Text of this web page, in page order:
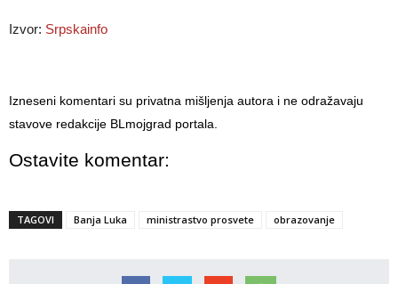
Izvor: Srpskainfo
Izneseni komentari su privatna mišljenja autora i ne odražavaju
stavove redakcije BLmojgrad portala.
Ostavite komentar:
TAGOVI Banja Luka ministrastvo prosvete obrazovanje